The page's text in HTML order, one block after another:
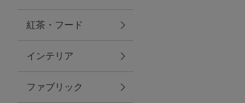
トラベルグッズ
ランチ
バッグ
紅茶・フード
インテリア
ファブリック